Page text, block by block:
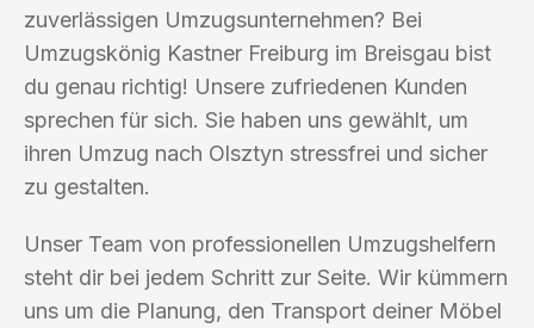
zuverlässigen Umzugsunternehmen? Bei
Umzugskönig Kastner Freiburg im Breisgau bist
du genau richtig! Unsere zufriedenen Kunden
sprechen für sich. Sie haben uns gewählt, um
ihren Umzug nach Olsztyn stressfrei und sicher
zu gestalten.
Unser Team von professionellen Umzugshelfern
steht dir bei jedem Schritt zur Seite. Wir kümmern
uns um die Planung, den Transport deiner Möbel